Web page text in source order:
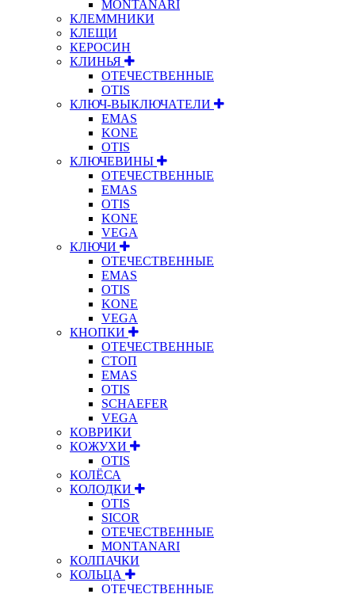
MONTANARI
КЛЕММНИКИ
КЛЕЩИ
КЕРОСИН
КЛИНЬЯ
ОТЕЧЕСТВЕННЫЕ
OTIS
КЛЮЧ-ВЫКЛЮЧАТЕЛИ
EMAS
KONE
OTIS
КЛЮЧЕВИНЫ
ОТЕЧЕСТВЕННЫЕ
EMAS
OTIS
KONE
VEGA
КЛЮЧИ
ОТЕЧЕСТВЕННЫЕ
EMAS
OTIS
KONE
VEGA
КНОПКИ
ОТЕЧЕСТВЕННЫЕ
СТОП
EMAS
OTIS
SCHAEFER
VEGA
КОВРИКИ
КОЖУХИ
OTIS
КОЛЁСА
КОЛОДКИ
OTIS
SICOR
ОТЕЧЕСТВЕННЫЕ
MONTANARI
КОЛПАЧКИ
КОЛЬЦА
ОТЕЧЕСТВЕННЫЕ